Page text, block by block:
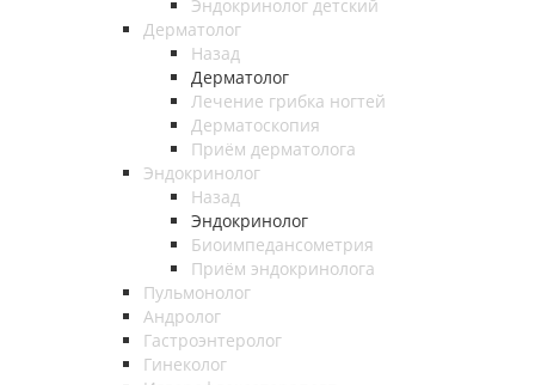
Эндокринолог детский
Дерматолог
Назад
Дерматолог
Лечение грибка ногтей
Дерматоскопия
Приём дерматолога
Эндокринолог
Назад
Эндокринолог
Биоимпедансометрия
Приём эндокринолога
Пульмонолог
Андролог
Гастроэнтеролог
Гинеколог